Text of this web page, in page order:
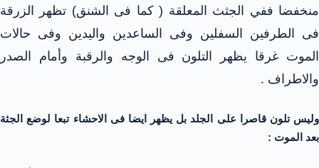
منخفضا ففي الجثث المعلقة ( كما فى الشنق) تظهر الزرقة
فى الطرفين السفلين وفى الساعدين واليدين وفى حالات
الموت غرقا يظهر التلون فى الوجه والرقبة وأمام الصدر
والاطراف .
وليس تلون قاصرا على الجلد بل يظهر ايضا فى الاحشاء تبعا لوضع الجثة
بعد الموت :